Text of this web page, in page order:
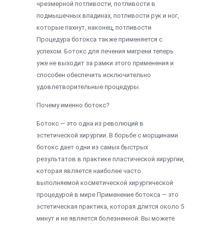
чрезмерной потливости, потливости в
подмышечных впадинах, потливости рук и ног,
которые пахнут, наконец, потливости
Процедура ботокса также применяется с
успехом. Ботокс для лечения мигрени теперь
уже не выходит за рамки этого применения и
способен обеспечить исключительно
удовлетворительные процедуры.
Почему именно ботокс?
Ботокс — это одна из революций в
эстетической хирургии. В борьбе с морщинами
ботокс дает одни из самых быстрых
результатов в практике пластической хирургии,
которая является наиболее часто
выполняемой косметической хирургической
процедурой в мире Применение ботокса — это
эстетическая практика, которая длится около 5
минут и не является болезненной. Вы можете